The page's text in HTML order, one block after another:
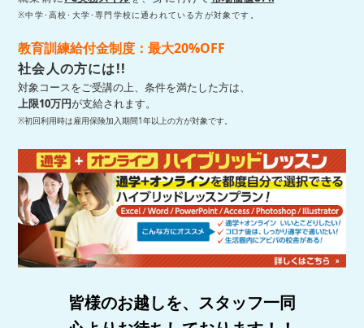
※中学･高校･大学･専門学校に通われている方が対象です。
教育訓練給付金制度：最大20%OFF
社会人の方には!!
対象コースをご受講の上、条件を満たした方は、
上限10万円が支給されます。
※初回利用時は雇用保険加入期間1年以上の方が対象です。
皆様のお越しを、スタッフ一同